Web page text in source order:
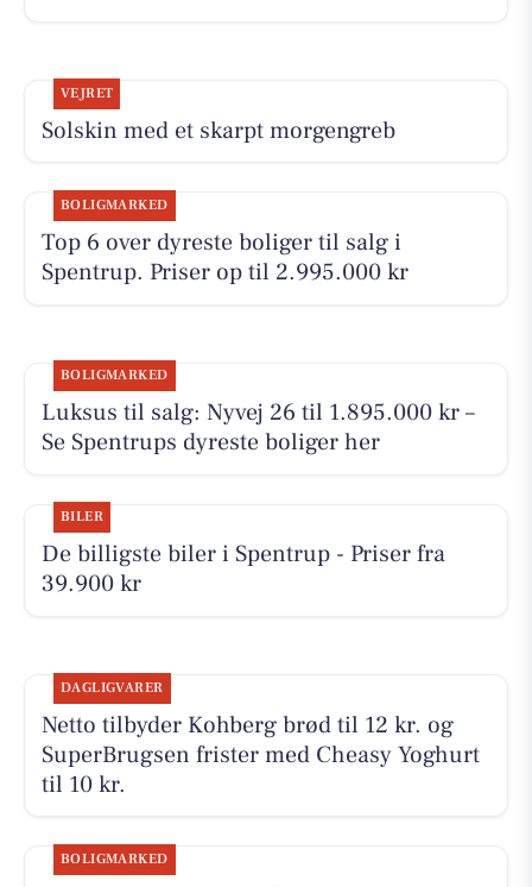
VEJRET
Solskin med et skarpt morgengreb
BOLIGMARKED
Top 6 over dyreste boliger til salg i
Spentrup. Priser op til 2.995.000 kr
BOLIGMARKED
Luksus til salg: Nyvej 26 til 1.895.000 kr –
Se Spentrups dyreste boliger her
BILER
De billigste biler i Spentrup - Priser fra
39.900 kr
DAGLIGVARER
Netto tilbyder Kohberg brød til 12 kr. og
SuperBrugsen frister med Cheasy Yoghurt
til 10 kr.
BOLIGMARKED